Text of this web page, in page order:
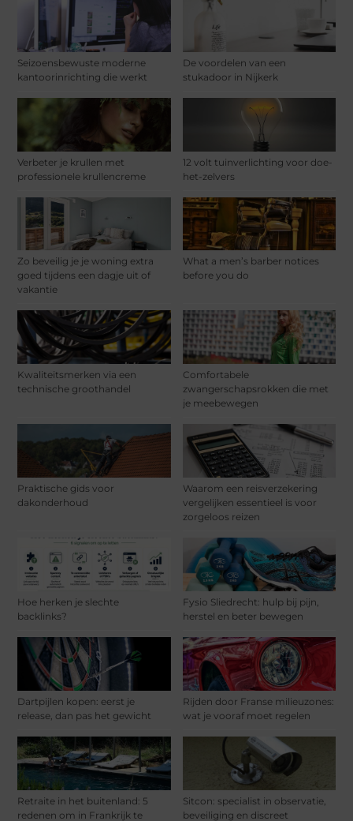
Seizoensbewuste moderne
kantoorinrichting die werkt
De voordelen van een
stukadoor in Nijkerk
Verbeter je krullen met
professionele krullencreme
12 volt tuinverlichting voor doe-
het-zelvers
Zo beveilig je je woning extra
goed tijdens een dagje uit of
vakantie
What a men’s barber notices
before you do
Kwaliteitsmerken via een
technische groothandel
Comfortabele
zwangerschapsrokken die met
je meebewegen
Praktische gids voor
dakonderhoud
Waarom een reisverzekering
vergelijken essentieel is voor
zorgeloos reizen
Hoe herken je slechte
backlinks?
Fysio Sliedrecht: hulp bij pijn,
herstel en beter bewegen
Dartpijlen kopen: eerst je
release, dan pas het gewicht
Rijden door Franse milieuzones:
wat je vooraf moet regelen
Retraite in het buitenland: 5
redenen om in Frankrijk te
Sitcon: specialist in observatie,
beveiliging en discreet